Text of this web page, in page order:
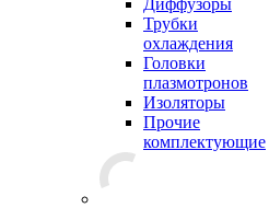
Диффузоры
Трубки
охлаждения
Головки
плазмотронов
Изоляторы
Прочие
комплектующие